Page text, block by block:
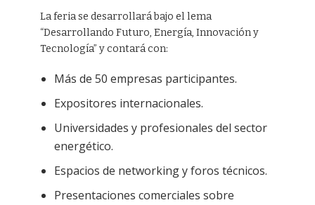
La feria se desarrollará bajo el lema
“Desarrollando Futuro, Energía, Innovación y
Tecnología” y contará con:
Más de 50 empresas participantes.
Expositores internacionales.
Universidades y profesionales del sector
energético.
Espacios de networking y foros técnicos.
Presentaciones comerciales sobre